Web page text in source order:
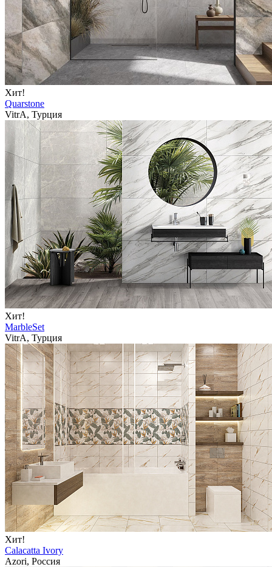
Хит!
Quarstone
VitrA, Турция
Хит!
MarbleSet
VitrA, Турция
Хит!
Calacatta Ivory
Azori, Россия